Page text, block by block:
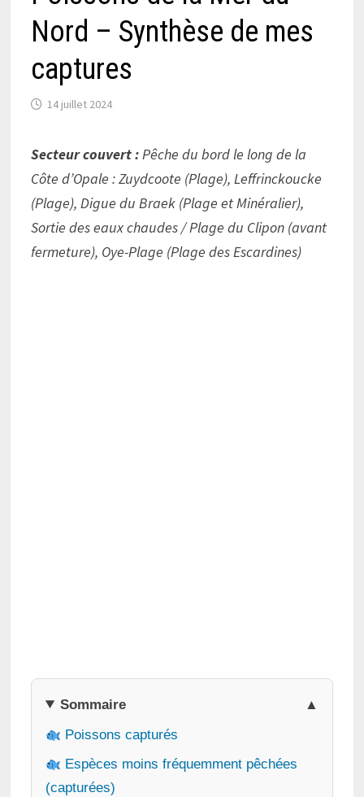
Nord – Synthèse de mes
captures
14 juillet 2024
Secteur couvert :Pêche du bord le long de la
Côte d’Opale : Zuydcoote (Plage), Leffrinckoucke
(Plage), Digue du Braek (Plage et Minéralier),
Sortie des eaux chaudes / Plage du Clipon (avant
fermeture), Oye-Plage (Plage des Escardines)
Sommaire
Poissons capturés
Espèces moins fréquemment pêchées
(capturées)